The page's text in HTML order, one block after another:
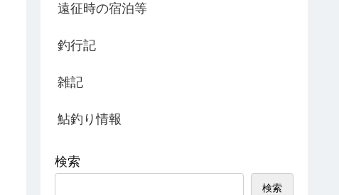
遠征時の宿泊等
釣行記
雑記
鮎釣り情報
検索
検索